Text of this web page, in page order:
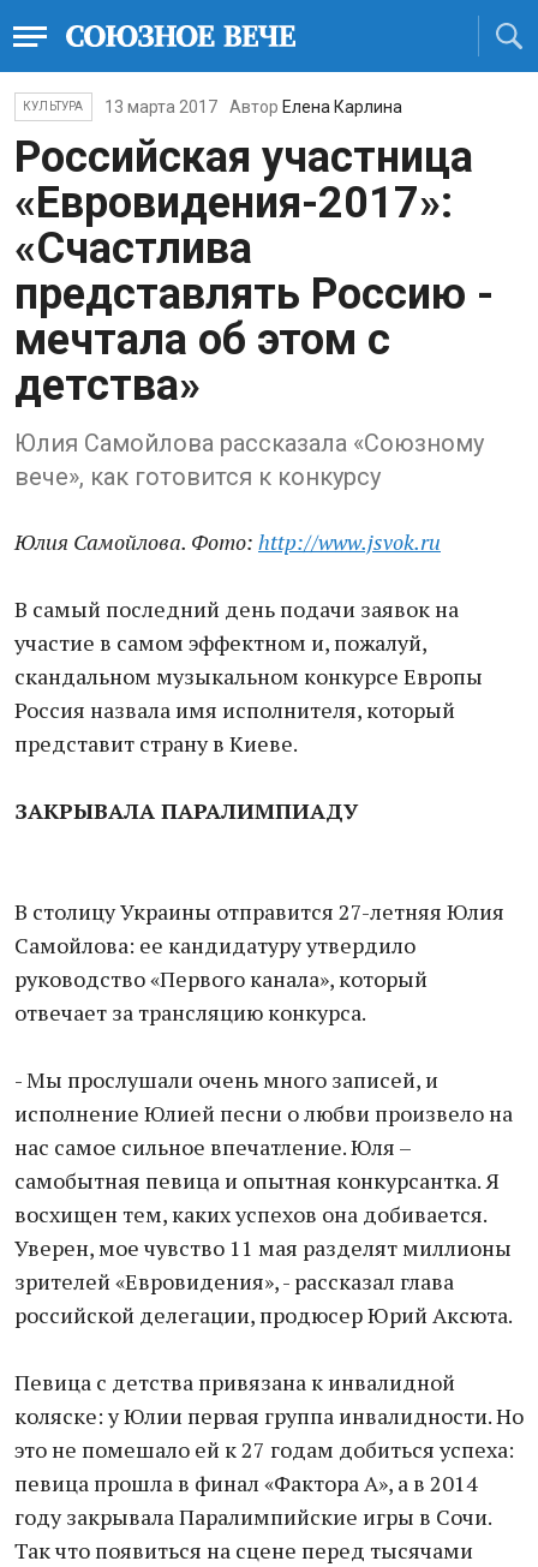
КУЛЬТУРА 13 марта 2017 Автор Елена Карлина
Российская участница
«Евровидения-2017»:
«Счастлива
представлять Россию -
мечтала об этом с
детства»
Юлия Самойлова рассказала «Союзному
вече», как готовится к конкурсу
Юлия Самойлова. Фото: http://www.jsvok.ru
В самый последний день подачи заявок на
участие в самом эффектном и, пожалуй,
скандальном музыкальном конкурсе Европы
Россия назвала имя исполнителя, который
представит страну в Киеве.
ЗАКРЫВАЛА ПАРАЛИМПИАДУ
В столицу Украины отправится 27-летняя Юлия
Самойлова: ее кандидатуру утвердило
руководство «Первого канала», который
отвечает за трансляцию конкурса.
- Мы прослушали очень много записей, и
исполнение Юлией песни о любви произвело на
нас самое сильное впечатление. Юля –
самобытная певица и опытная конкурсантка. Я
восхищен тем, каких успехов она добивается.
Уверен, мое чувство 11 мая разделят миллионы
зрителей «Евровидения», - рассказал глава
российской делегации, продюсер Юрий Аксюта.
Певица с детства привязана к инвалидной
коляске: у Юлии первая группа инвалидности. Но
это не помешало ей к 27 годам добиться успеха:
певица прошла в финал «Фактора А», а в 2014
году закрывала Паралимпийские игры в Сочи.
Так что появиться на сцене перед тысячами